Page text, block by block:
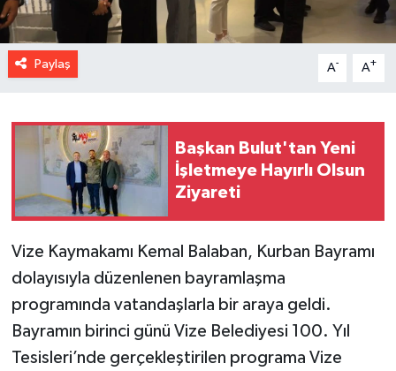
Paylaş A- A+
Başkan Bulut'tan Yeni
İşletmeye Hayırlı Olsun
Ziyareti
Vize Kaymakamı Kemal Balaban, Kurban Bayramı
dolayısıyla düzenlenen bayramlaşma
programında vatandaşlarla bir araya geldi.
Bayramın birinci günü Vize Belediyesi 100. Yıl
Tesisleri’nde gerçekleştirilen programa Vize